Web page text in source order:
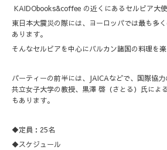
KAIDObooks&coffee の近くにあるセルビア大使
東日本大震災の際には、ヨーロッパでは最も多
あります。
そんなセルビアを中心にバルカン諸国の料理を楽
パーティーの前半には、JAICAなどで、国際協
共立女子大学の教授、黒澤 啓（さとる）氏によ
もあります。
◆定員：25名
◆スケジュール